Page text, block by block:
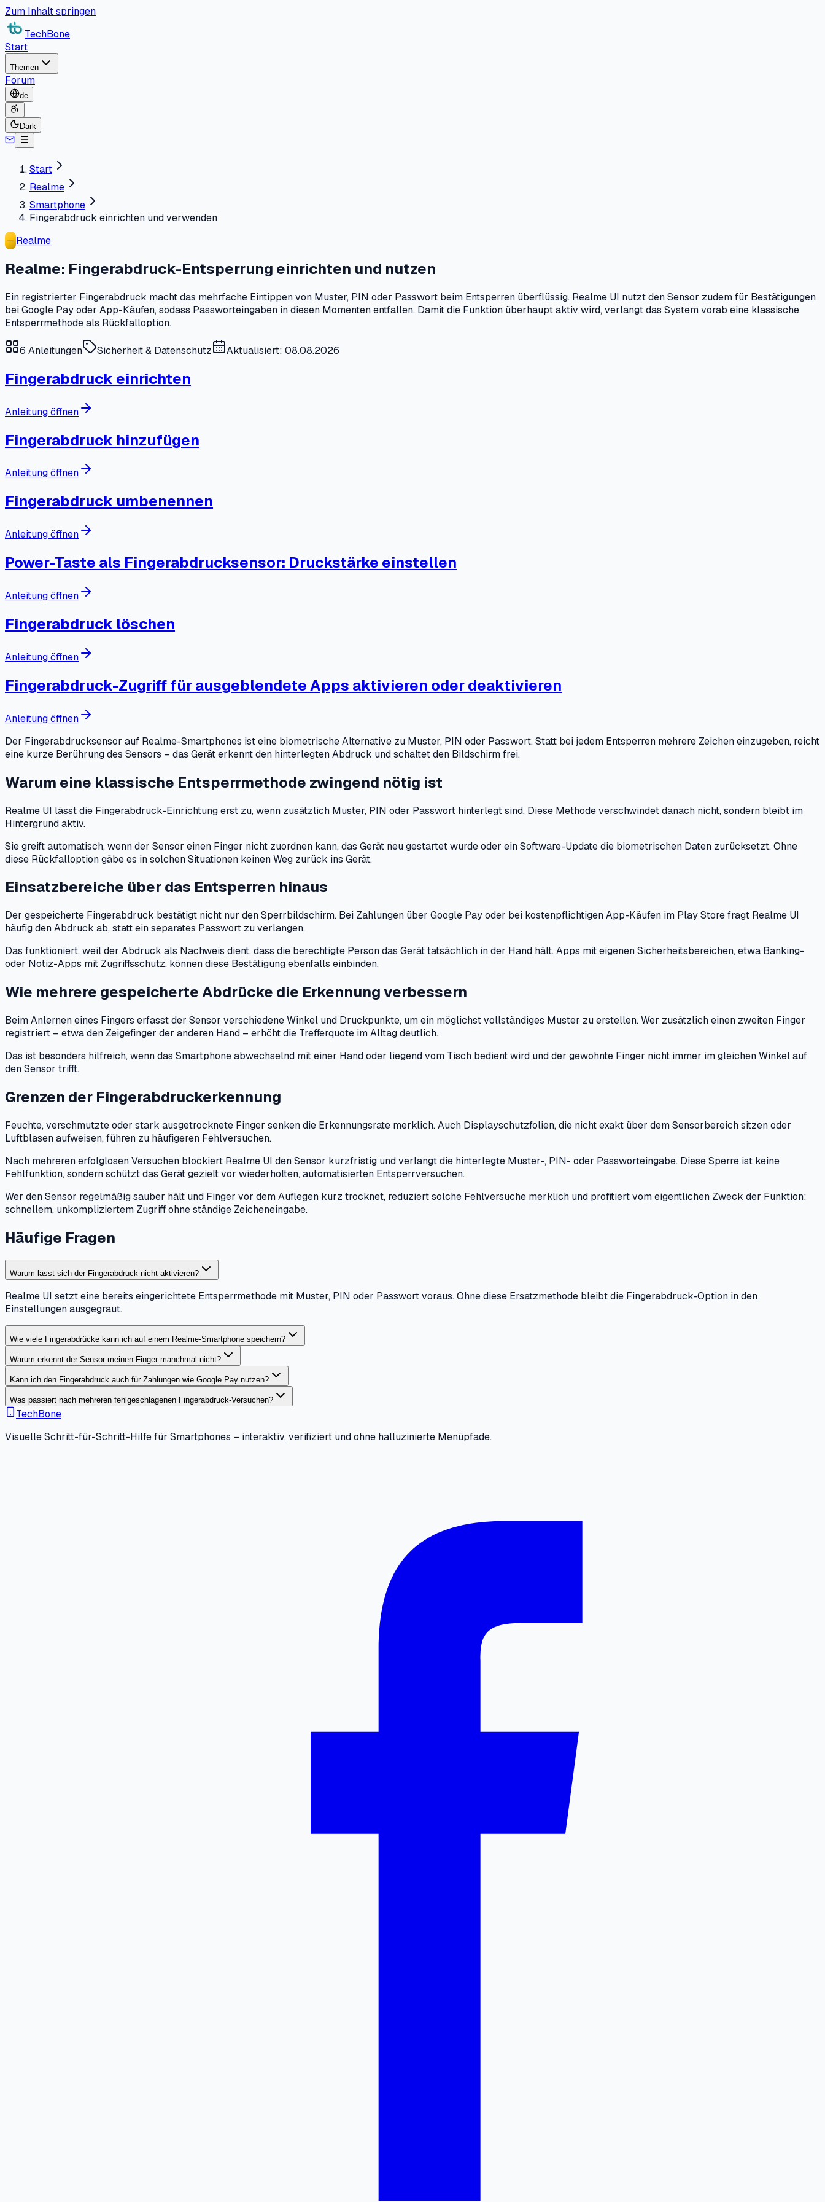
Zum Inhalt springen
TechBone
Start
Themen
Forum
de
Dark
Start
Realme
Smartphone
Fingerabdruck einrichten und verwenden
Realme
Realme: Fingerabdruck-Entsperrung einrichten und nutzen
Ein registrierter Fingerabdruck macht das mehrfache Eintippen von Muster, PIN oder Passwort beim Entsperren überflüssig. Realme UI nutzt den Sensor zudem für Bestätigungen
bei Google Pay oder App-Käufen, sodass Passworteingaben in diesen Momenten entfallen. Damit die Funktion überhaupt aktiv wird, verlangt das System vorab eine klassische
Entsperrmethode als Rückfalloption.
6 Anleitungen Sicherheit & Datenschutz Aktualisiert: 08.08.2026
Fingerabdruck einrichten
Anleitung öffnen
Fingerabdruck hinzufügen
Anleitung öffnen
Fingerabdruck umbenennen
Anleitung öffnen
Power-Taste als Fingerabdrucksensor: Druckstärke einstellen
Anleitung öffnen
Fingerabdruck löschen
Anleitung öffnen
Fingerabdruck-Zugriff für ausgeblendete Apps aktivieren oder deaktivieren
Anleitung öffnen
Der Fingerabdrucksensor auf Realme-Smartphones ist eine biometrische Alternative zu Muster, PIN oder Passwort. Statt bei jedem Entsperren mehrere Zeichen einzugeben, reicht
eine kurze Berührung des Sensors – das Gerät erkennt den hinterlegten Abdruck und schaltet den Bildschirm frei.
Warum eine klassische Entsperrmethode zwingend nötig ist
Realme UI lässt die Fingerabdruck-Einrichtung erst zu, wenn zusätzlich Muster, PIN oder Passwort hinterlegt sind. Diese Methode verschwindet danach nicht, sondern bleibt im
Hintergrund aktiv.
Sie greift automatisch, wenn der Sensor einen Finger nicht zuordnen kann, das Gerät neu gestartet wurde oder ein Software-Update die biometrischen Daten zurücksetzt. Ohne
diese Rückfalloption gäbe es in solchen Situationen keinen Weg zurück ins Gerät.
Einsatzbereiche über das Entsperren hinaus
Der gespeicherte Fingerabdruck bestätigt nicht nur den Sperrbildschirm. Bei Zahlungen über Google Pay oder bei kostenpflichtigen App-Käufen im Play Store fragt Realme UI
häufig den Abdruck ab, statt ein separates Passwort zu verlangen.
Das funktioniert, weil der Abdruck als Nachweis dient, dass die berechtigte Person das Gerät tatsächlich in der Hand hält. Apps mit eigenen Sicherheitsbereichen, etwa Banking-
oder Notiz-Apps mit Zugriffsschutz, können diese Bestätigung ebenfalls einbinden.
Wie mehrere gespeicherte Abdrücke die Erkennung verbessern
Beim Anlernen eines Fingers erfasst der Sensor verschiedene Winkel und Druckpunkte, um ein möglichst vollständiges Muster zu erstellen. Wer zusätzlich einen zweiten Finger
registriert – etwa den Zeigefinger der anderen Hand – erhöht die Trefferquote im Alltag deutlich.
Das ist besonders hilfreich, wenn das Smartphone abwechselnd mit einer Hand oder liegend vom Tisch bedient wird und der gewohnte Finger nicht immer im gleichen Winkel auf
den Sensor trifft.
Grenzen der Fingerabdruckerkennung
Feuchte, verschmutzte oder stark ausgetrocknete Finger senken die Erkennungsrate merklich. Auch Displayschutzfolien, die nicht exakt über dem Sensorbereich sitzen oder
Luftblasen aufweisen, führen zu häufigeren Fehlversuchen.
Nach mehreren erfolglosen Versuchen blockiert Realme UI den Sensor kurzfristig und verlangt die hinterlegte Muster-, PIN- oder Passworteingabe. Diese Sperre ist keine
Fehlfunktion, sondern schützt das Gerät gezielt vor wiederholten, automatisierten Entsperrversuchen.
Wer den Sensor regelmäßig sauber hält und Finger vor dem Auflegen kurz trocknet, reduziert solche Fehlversuche merklich und profitiert vom eigentlichen Zweck der Funktion:
schnellem, unkompliziertem Zugriff ohne ständige Zeicheneingabe.
Häufige Fragen
Warum lässt sich der Fingerabdruck nicht aktivieren?
Realme UI setzt eine bereits eingerichtete Entsperrmethode mit Muster, PIN oder Passwort voraus. Ohne diese Ersatzmethode bleibt die Fingerabdruck-Option in den
Einstellungen ausgegraut.
Wie viele Fingerabdrücke kann ich auf einem Realme-Smartphone speichern?
Warum erkennt der Sensor meinen Finger manchmal nicht?
Kann ich den Fingerabdruck auch für Zahlungen wie Google Pay nutzen?
Was passiert nach mehreren fehlgeschlagenen Fingerabdruck-Versuchen?
TechBone
Visuelle Schritt-für-Schritt-Hilfe für Smartphones – interaktiv, verifiziert und ohne halluzinierte Menüpfade.